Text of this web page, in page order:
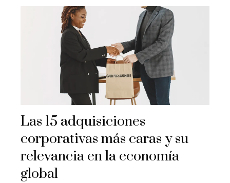
Las 15 adquisiciones
corporativas más caras y su
relevancia en la economía
global